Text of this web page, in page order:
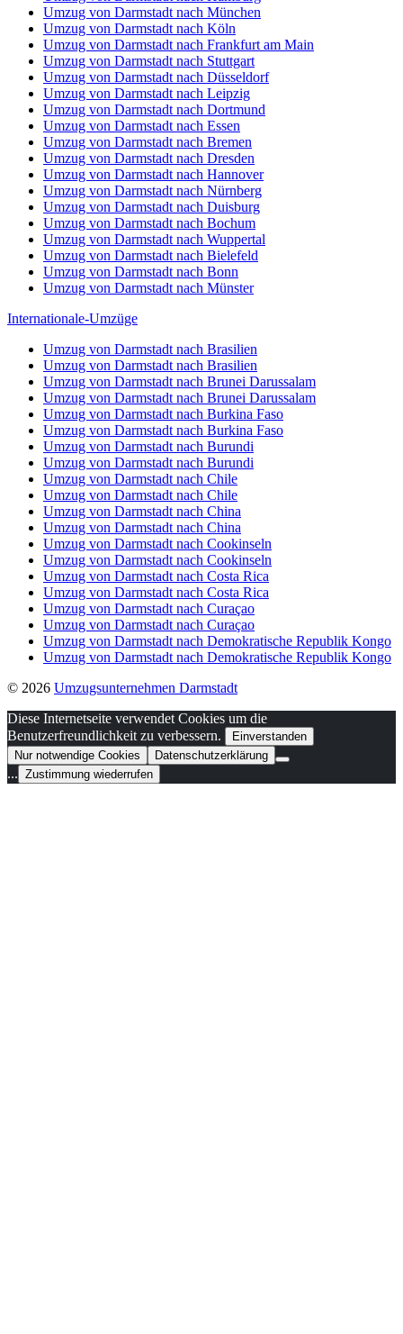
Umzug von Darmstadt nach München
Umzug von Darmstadt nach Köln
Umzug von Darmstadt nach Frankfurt am Main
Umzug von Darmstadt nach Stuttgart
Umzug von Darmstadt nach Düsseldorf
Umzug von Darmstadt nach Leipzig
Umzug von Darmstadt nach Dortmund
Umzug von Darmstadt nach Essen
Umzug von Darmstadt nach Bremen
Umzug von Darmstadt nach Dresden
Umzug von Darmstadt nach Hannover
Umzug von Darmstadt nach Nürnberg
Umzug von Darmstadt nach Duisburg
Umzug von Darmstadt nach Bochum
Umzug von Darmstadt nach Wuppertal
Umzug von Darmstadt nach Bielefeld
Umzug von Darmstadt nach Bonn
Umzug von Darmstadt nach Münster
Internationale-Umzüge
Umzug von Darmstadt nach Brasilien
Umzug von Darmstadt nach Brasilien
Umzug von Darmstadt nach Brunei Darussalam
Umzug von Darmstadt nach Brunei Darussalam
Umzug von Darmstadt nach Burkina Faso
Umzug von Darmstadt nach Burkina Faso
Umzug von Darmstadt nach Burundi
Umzug von Darmstadt nach Burundi
Umzug von Darmstadt nach Chile
Umzug von Darmstadt nach Chile
Umzug von Darmstadt nach China
Umzug von Darmstadt nach China
Umzug von Darmstadt nach Cookinseln
Umzug von Darmstadt nach Cookinseln
Umzug von Darmstadt nach Costa Rica
Umzug von Darmstadt nach Costa Rica
Umzug von Darmstadt nach Curaçao
Umzug von Darmstadt nach Curaçao
Umzug von Darmstadt nach Demokratische Republik Kongo
Umzug von Darmstadt nach Demokratische Republik Kongo
© 2026 Umzugsunternehmen Darmstadt
Diese Internetseite verwendet Cookies um die
Benutzerfreundlichkeit zu verbessern.
Einverstanden
Nur notwendige Cookies
Datenschutzerklärung
... Zustimmung wiederrufen